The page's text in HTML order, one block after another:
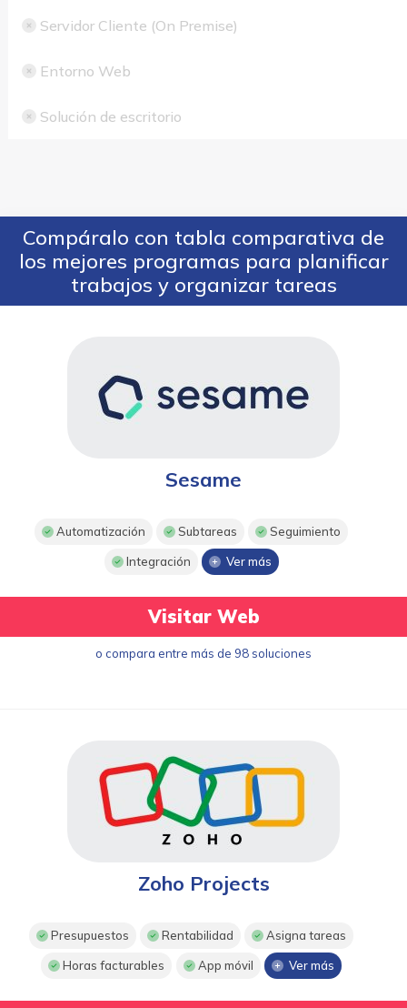
Servidor Cliente (On Premise)
Entorno Web
Solución de escritorio
Compáralo con tabla comparativa de
los mejores programas para planificar
trabajos y organizar tareas
Sesame
Automatización Subtareas Seguimiento
Integración Ver más
Visitar Web
o compara entre más de 98 soluciones
Zoho Projects
Presupuestos Rentabilidad Asigna tareas
Horas facturables App móvil Ver más